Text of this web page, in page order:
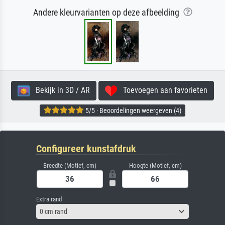
Andere kleurvarianten op deze afbeelding
Bekijk in 3D / AR Toevoegen aan favorieten
5/5 · Beoordelingen weergeven (4)
Configureer kunstafdruk
Breedte (Motief, cm) Hoogte (Motief, cm)
Extra rand
0 cm rand